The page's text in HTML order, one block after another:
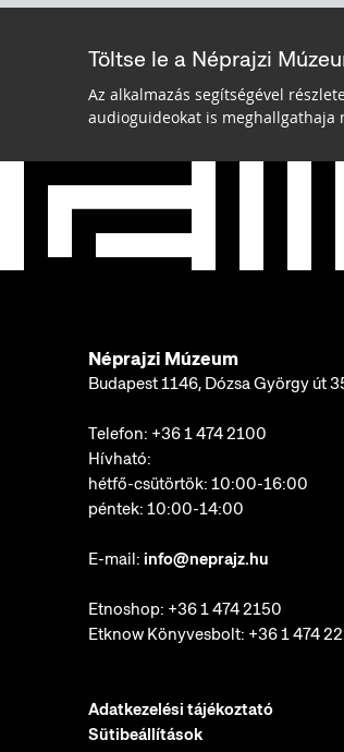
Töltse le a Néprajzi
Az alkalmazás segítségével
audioguideokat is meghallgathaja
Néprajzi Múzeum
Budapest 1146, Dózsa György út
Telefon: +36 1 474 2100
Hívható:
hétfő-csütörtök: 10:00-16:00
péntek: 10:00-14:00
E-mail: info@neprajz.hu
Etnoshop: +36 1 474 2150
Etknow Könyvesbolt: +36 1 474
Adatkezelési tájékoztató
Sütibeállítások